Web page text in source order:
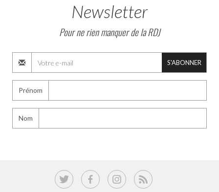
Newsletter
Pour ne rien manquer de la RDJ
S'ABONNER
Prénom
Nom